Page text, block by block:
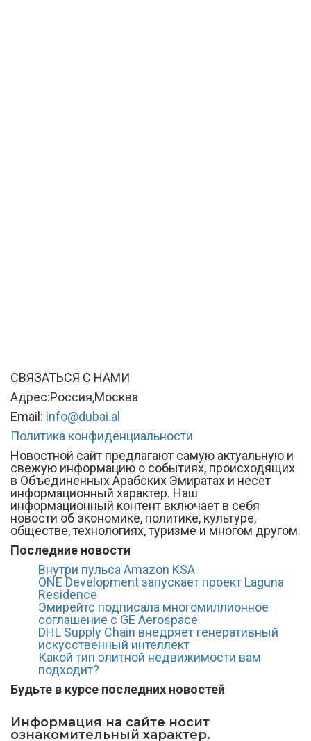
СВЯЗАТЬСЯ С НАМИ
Адрес:Россия,Москва
Email: info@dubai.al
Политика конфиденциальности
Новостной сайт предлагают самую актуальную и
свежую информацию о событиях, происходящих
в Объединенных Арабских Эмиратах и несет
информационный характер. Наш
информационный контент включает в себя
новости об экономике, политике, культуре,
обществе, технологиях, туризме и многом другом.
Последние новости
Внутри пульса Amazon KSA
ONE Development запускает проект Laguna
Residence
Эмирейтс подписала многомиллионное
соглашение с GE Aerospace
DHL Supply Chain внедряет генеративный
искусственный интеллект
Какой тип элитной недвижимости вам
подходит?
Будьте в курсе последних новостей
Информация на сайте носит
ознакомительный характер.